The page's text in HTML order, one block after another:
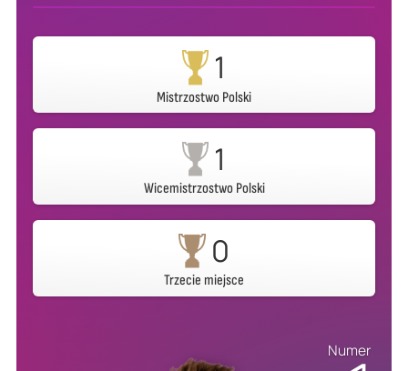
1
Mistrzostwo Polski
1
Wicemistrzostwo Polski
0
Trzecie miejsce
Numer